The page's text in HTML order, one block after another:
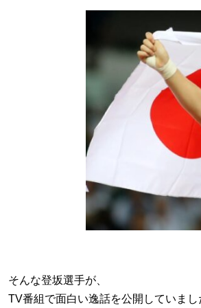
そんな登坂選手が、
TV番組で面白い逸話を公開していまし